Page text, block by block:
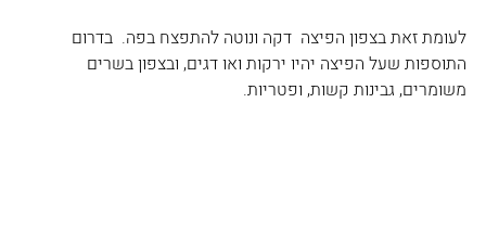
לעומת זאת בצפון הפיצה  דקה ונוטה להתפצח בפה.  בדרום
התוספות שעל הפיצה יהיו ירקות ואו דגים, ובצפון בשרים
משומרים, גבינות קשות, ופטריות.